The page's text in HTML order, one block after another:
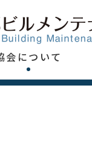
会について